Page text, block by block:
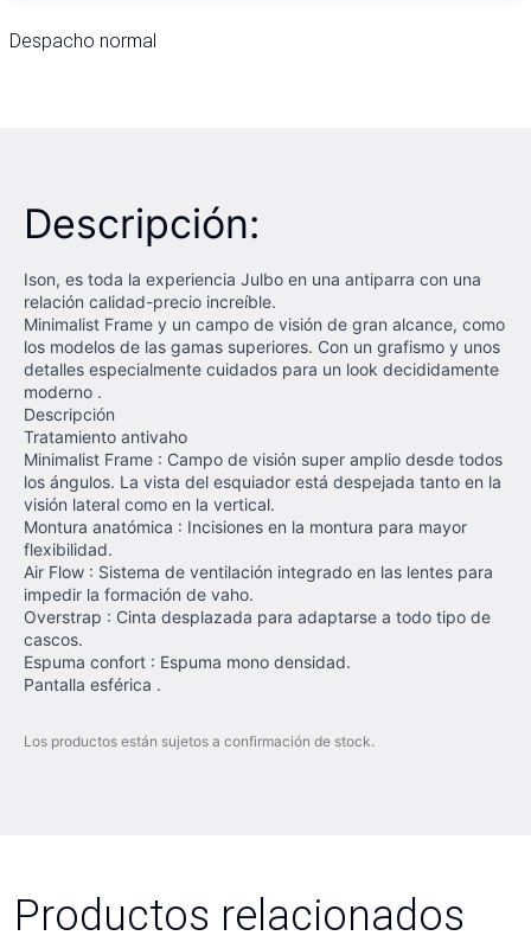
Despacho normal
Descripción:
Ison, es toda la experiencia Julbo en una antiparra con una
relación calidad-precio increíble.
Minimalist Frame y un campo de visión de gran alcance, como
los modelos de las gamas superiores. Con un grafismo y unos
detalles especialmente cuidados para un look decididamente
moderno .
Descripción
Tratamiento antivaho
Minimalist Frame : Campo de visión super amplio desde todos
los ángulos. La vista del esquiador está despejada tanto en la
visión lateral como en la vertical.
Montura anatómica : Incisiones en la montura para mayor
flexibilidad.
Air Flow : Sistema de ventilación integrado en las lentes para
impedir la formación de vaho.
Overstrap : Cinta desplazada para adaptarse a todo tipo de
cascos.
Espuma confort : Espuma mono densidad.
Pantalla esférica .
Los productos están sujetos a confirmación de stock.
Productos relacionados